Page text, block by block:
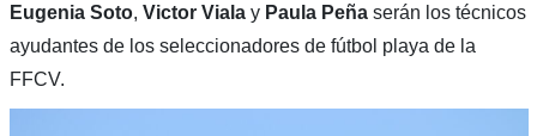
Eugenia Soto, Victor Vialay Paula Peña serán los técnicos
ayudantes de los seleccionadores de fútbol playa de la
FFCV.